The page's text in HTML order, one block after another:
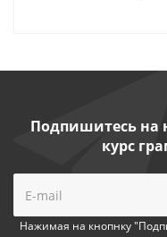
Подпишитесь на
курс
Нажимая на кнопнку